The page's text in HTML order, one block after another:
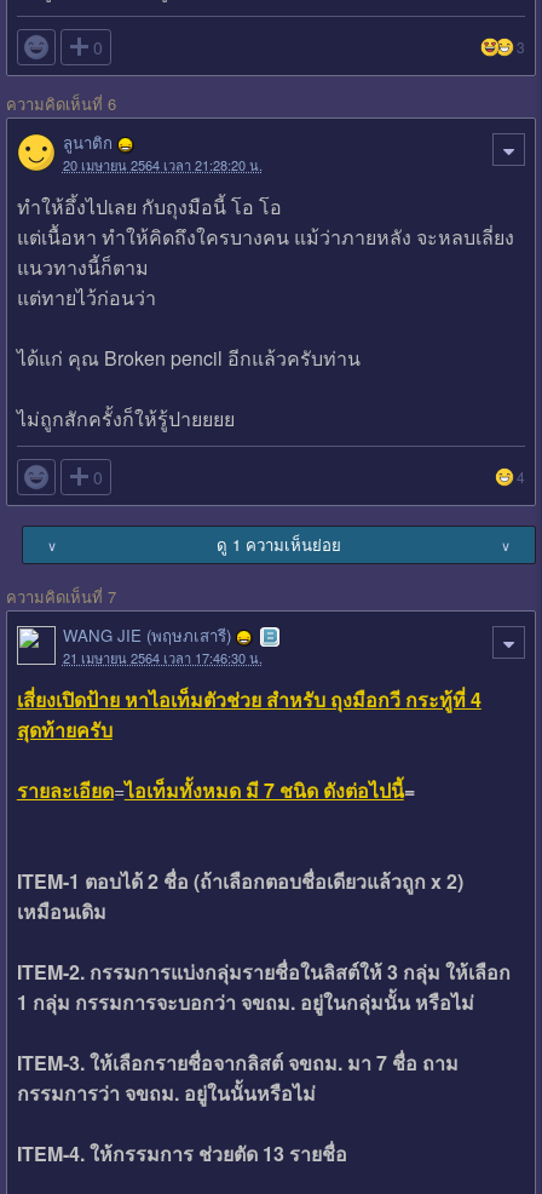
 0 3
ความคิดเห็นที่ 6
ลูนาติก
20 เมษายน 2564 เวลา 21:28:20 น.
ทำให้อึ้งไปเลย กับถุงมือนี้ โอ โอ
แต่เนื้อหา ทำให้คิดถึงใครบางคน แม้ว่าภายหลัง จะหลบเลี่ยง
แนวทางนี้ก็ตาม
แต่ทายไว้ก่อนว่า
ได้แก่ คุณ Broken pencil อีกแล้วครับท่าน
ไม่ถูกสักครั้งก็ให้รู้ปายยยย
 0 4
∨ ดู 1 ความเห็นย่อย ∨
ความคิดเห็นที่ 7
WANG JIE (พฤษภเสารี)
21 เมษายน 2564 เวลา 17:46:30 น.
เสี่ยงเปิดป้าย หาไอเท็มตัวช่วย สำหรับ ถุงมือกวี กระทู้ที่ 4
สุดท้ายครับ
รายละเอียด=ไอเท็มทั้งหมด มี 7 ชนิด ดังต่อไปนี้=
ITEM-1 ตอบได้ 2 ชื่อ (ถ้าเลือกตอบชื่อเดียวแล้วถูก x 2)
เหมือนเดิม
ITEM-2. กรรมการแบ่งกลุ่มรายชื่อในลิสต์ให้ 3 กลุ่ม ให้เลือก
1 กลุ่ม กรรมการจะบอกว่า จขถม. อยู่ในกลุ่มนั้น หรือไม่
ITEM-3. ให้เลือกรายชื่อจากลิสต์ จขถม. มา 7 ชื่อ ถาม
กรรมการว่า จขถม. อยู่ในนั้นหรือไม่
ITEM-4. ให้กรรมการ ช่วยตัด 13 รายชื่อ